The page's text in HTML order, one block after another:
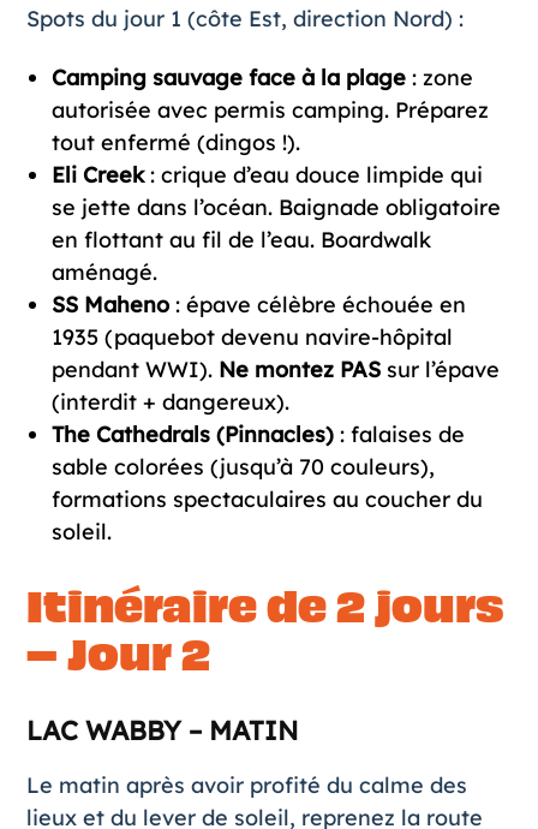
Spots du jour 1 (côte Est, direction Nord) :
Camping sauvage face à la plage: zone
autorisée avec permis camping. Préparez
tout enfermé (dingos !).
Eli Creek: crique d’eau douce limpide qui
se jette dans l’océan. Baignade obligatoire
en flottant au fil de l’eau. Boardwalk
aménagé.
SS Maheno: épave célèbre échouée en
1935 (paquebot devenu navire-hôpital
pendant WWI). Ne montez PASsur l’épave
(interdit + dangereux).
The Cathedrals (Pinnacles): falaises de
sable colorées (jusqu’à 70 couleurs),
formations spectaculaires au coucher du
soleil.
Itinéraire de 2 jours
– Jour 2
LAC WABBY – MATIN
Le matin après avoir profité du calme des
lieux et du lever de soleil, reprenez la route